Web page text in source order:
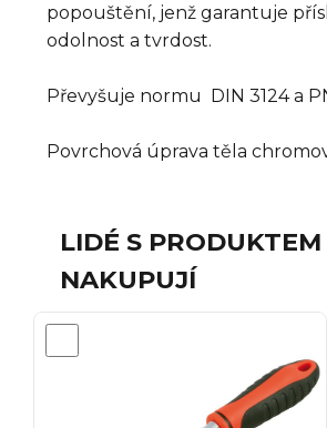
popouštění, jenž garantuje
odolnost a tvrdost.
Převyšuje normu DIN 3124 a
Povrchová úprava těla
LIDÉ S PRODUKTEM
NAKUPUJÍ